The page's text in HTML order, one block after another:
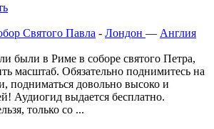
Святого Павла - Лондон — Англия
были в Риме в соборе святого Петра,
масштаб. Обязательно поднимитесь на
подниматься довольно высоко и
Аудиогид выдается бесплатно.
только со ...